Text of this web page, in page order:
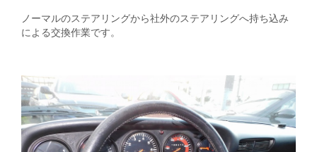
ノーマルのステアリングから社外のステアリングへ持ち込み
による交換作業です。